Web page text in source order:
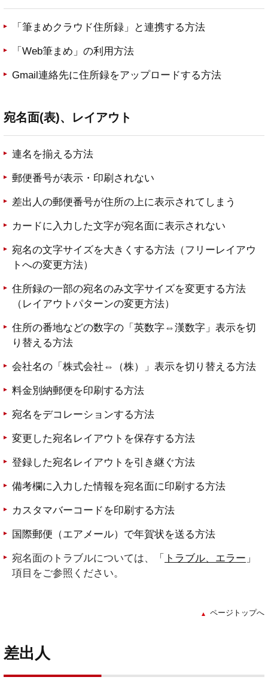
「筆まめクラウド住所録」と連携する方法
「Web筆まめ」の利用方法
Gmail連絡先に住所録をアップロードする方法
宛名面(表)、レイアウト
連名を揃える方法
郵便番号が表示・印刷されない
差出人の郵便番号が住所の上に表示されてしまう
カードに入力した文字が宛名面に表示されない
宛名の文字サイズを大きくする方法（フリーレイアウ
トへの変更方法）
住所録の一部の宛名のみ文字サイズを変更する方法
（レイアウトパターンの変更方法）
住所の番地などの数字の「英数字⇔漢数字」表示を切
り替える方法
会社名の「株式会社⇔（株）」表示を切り替える方法
料金別納郵便を印刷する方法
宛名をデコレーションする方法
変更した宛名レイアウトを保存する方法
登録した宛名レイアウトを引き継ぐ方法
備考欄に入力した情報を宛名面に印刷する方法
カスタマバーコードを印刷する方法
国際郵便（エアメール）で年賀状を送る方法
宛名面のトラブルについては、 「 トラブル、エラー 」
項目をご参照ください。
ページトップへ
差出人